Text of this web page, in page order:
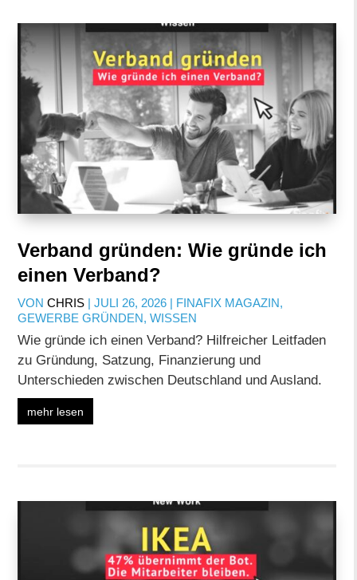
Verband gründen: Wie gründe ich
einen Verband?
VONCHRIS |JULI 26, 2026 | FINAFIX MAGAZIN,
GEWERBE GRÜNDEN,WISSEN
Wie gründe ich einen Verband? Hilfreicher Leitfaden
zu Gründung, Satzung, Finanzierung und
Unterschieden zwischen Deutschland und Ausland.
mehr lesen